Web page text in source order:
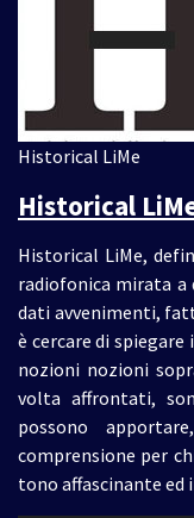
Historical LiMe
Historical
Historical LiMe,
radiofonica mirata a
dati avvenimenti,
è cercare di
nozioni nozioni
volta affrontati,
possono
comprensione per
tono affascinante ed